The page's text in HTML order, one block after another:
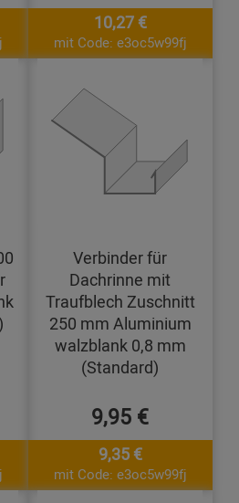
10,27 €
mit Code: e3oc5w99fj
Verbinder für
Dachrinne mit
Traufblech Zuschnitt
250 mm Aluminium
walzblank 0,8 mm
(Standard)
9,95 €
9,35 €
mit Code: e3oc5w99fj